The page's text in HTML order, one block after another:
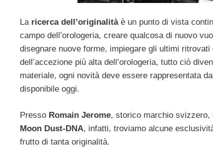
La ricerca dell’originalitàè un punto di vista
campo dell’orologeria, creare qualcosa di nuovo
disegnare nuove forme, impiegare gli ultimi
dell’accezione più alta dell’orologeria, tutto ciò
materiale, ogni novità deve essere rappresentata
disponibile oggi.
Presso Romain Jerome, storico marchio svizzero,
Moon Dust-DNA, infatti, troviamo alcune
frutto di tanta originalità.